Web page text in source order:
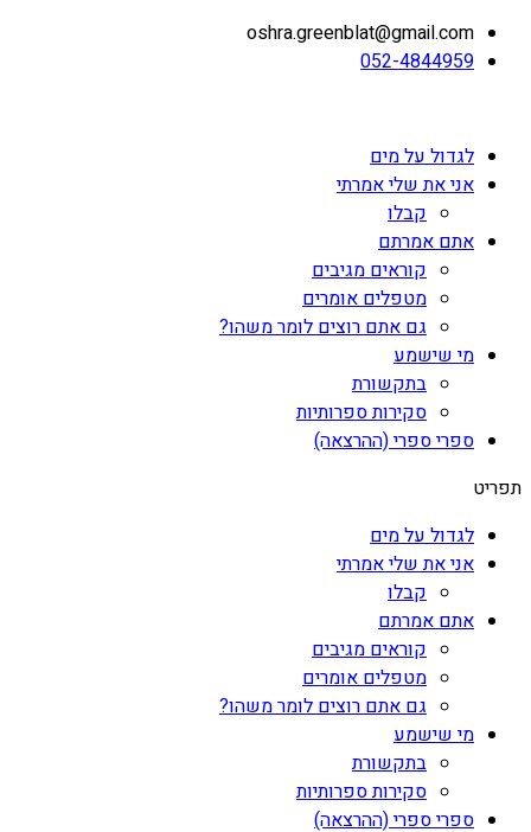
oshra.greenblat@gmail.com
052-4844959
לגדול על מים
אני את שלי אמרתי
קבלו
אתם אמרתם
קוראים מגיבים
מטפלים אומרים
גם אתם רוצים לומר משהו?
מי שישמע
בתקשורת
סקירות ספרותיות
ספרי ספרי (ההרצאה)
תפריט
לגדול על מים
אני את שלי אמרתי
קבלו
אתם אמרתם
קוראים מגיבים
מטפלים אומרים
גם אתם רוצים לומר משהו?
מי שישמע
בתקשורת
סקירות ספרותיות
ספרי ספרי (ההרצאה)